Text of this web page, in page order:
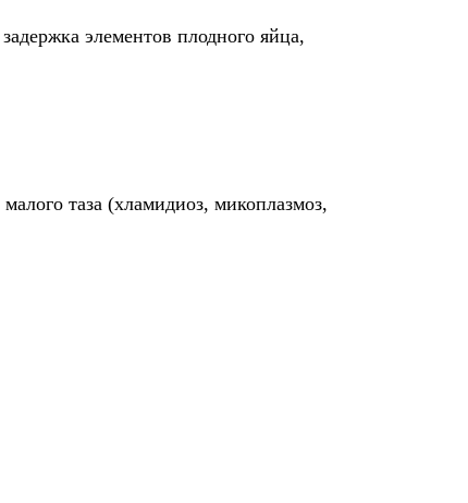
элементов плодного яйца,
таза (хламидиоз, микоплазмоз,